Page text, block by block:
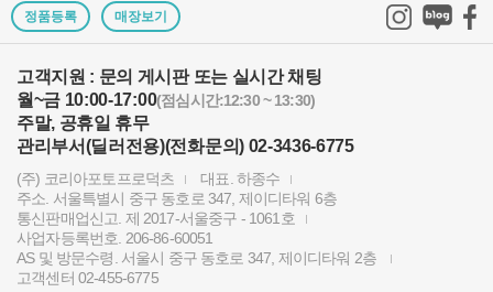
쇼룸오픈기념 방문자 추첨 이벤트 당첨자 발표
KPP 쇼룸 오픈! 다양한 제품을 체험하고 구매하세요..
2024 레오포토 부산 세미나 경품추첨 당첨자 발표
토키나 주관 국제 필터 사진 공모전 2023 안내
빌트록스 모델 촬영회 (9/23) 후기이벤트 당첨자 발..
빌트록스 75mm E 마운트 펌웨어 업데이트 안내
정품등록 매장보기
고객지원 : 문의 게시판 또는 실시간 채팅
월~금 10:00-17:00(점심시간:12:30 ~ 13:30)
주말, 공휴일 휴무
관리부서(딜러전용)(전화문의) 02-3436-6775
(주) 코리아포토프로덕츠
대표. 하종수
주소. 서울특별시 중구 동호로 347, 제이디타워 6층
통신판매업신고. 제 2017-서울중구 - 1061호
사업자등록번호. 206-86-60051
AS 및 방문수령. 서울시 중구 동호로 347, 제이디타워 2층
고객센터 02-455-6775